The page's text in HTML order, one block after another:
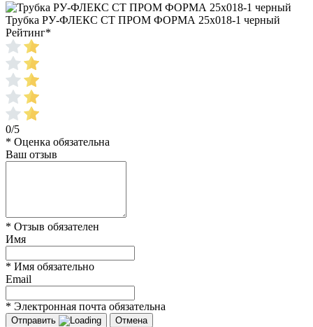
Трубка РУ-ФЛЕКС СТ ПРОМ ФОРМА 25x018-1 черный
Рейтинг*
0/5
* Оценка обязательна
Ваш отзыв
* Отзыв обязателен
Имя
* Имя обязательно
Email
* Электронная почта обязательна
Отправить Отмена